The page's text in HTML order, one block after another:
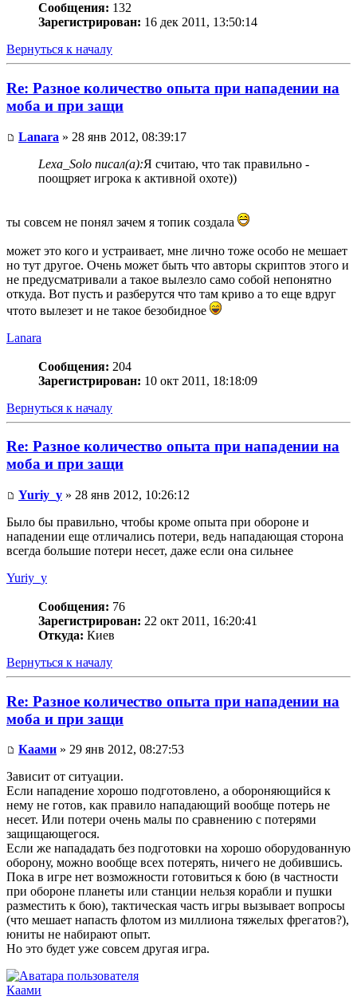
Сообщения: 132
Зарегистрирован: 16 дек 2011, 13:50:14
Вернуться к началу
Re: Разное количество опыта при нападении на
моба и при защи
Lanara » 28 янв 2012, 08:39:17
Lexa_Solo писал(а):Я считаю, что так правильно -
поощряет игрока к активной охоте))
ты совсем не понял зачем я топик создала
может это кого и устраивает, мне лично тоже особо не мешает
но тут другое. Очень может быть что авторы скриптов этого и
не предусматривали а такое вылезло само собой непонятно
откуда. Вот пусть и разберутся что там криво а то еще вдруг
чтото вылезет и не такое безобидное
Lanara
Сообщения: 204
Зарегистрирован: 10 окт 2011, 18:18:09
Вернуться к началу
Re: Разное количество опыта при нападении на
моба и при защи
Yuriy_y » 28 янв 2012, 10:26:12
Было бы правильно, чтобы кроме опыта при обороне и
нападении еще отличались потери, ведь нападающая сторона
всегда большие потери несет, даже если она сильнее
Yuriy_y
Сообщения: 76
Зарегистрирован: 22 окт 2011, 16:20:41
Откуда: Киев
Вернуться к началу
Re: Разное количество опыта при нападении на
моба и при защи
Каами » 29 янв 2012, 08:27:53
Зависит от ситуации.
Если нападение хорошо подготовлено, а обороняющийся к
нему не готов, как правило нападающий вообще потерь не
несет. Или потери очень малы по сравнению с потерями
защищающегося.
Если же напададать без подготовки на хорошо оборудованную
оборону, можно вообще всех потерять, ничего не добившись.
Пока в игре нет возможности готовиться к бою (в частности
при обороне планеты или станции нельзя корабли и пушки
разместить к бою), тактическая часть игры вызывает вопросы
(что мешает напасть флотом из миллиона тяжелых фрегатов?),
юниты не набирают опыт.
Но это будет уже совсем другая игра.
Каами